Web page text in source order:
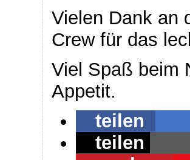
Vielen Dank an
Crew für das
Viel Spaß beim
Appetit.
teilen
teilen